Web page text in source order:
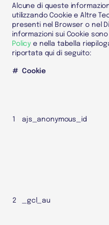
Alcune di queste
utilizzandoCookie e Altre
presenti nel Browser o nel
informazioni sui Cookie
Policy e nella tabella
riportata qui di seguito:
# Cookie
1 ajs_anonymous_id
2 _gcl_au